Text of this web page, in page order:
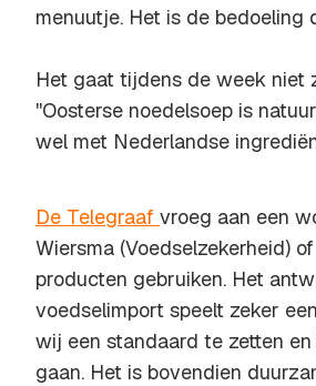
menuutje. Het is de
Het gaat tijdens de week niet
''Oosterse noedelsoep is
wel met Nederlandse
De Telegraaf vroeg aan een
Wiersma (Voedselzekerheid)
producten gebruiken. Het
voedselimport speelt zeker
wij een standaard te zetten
gaan. Het is bovendien